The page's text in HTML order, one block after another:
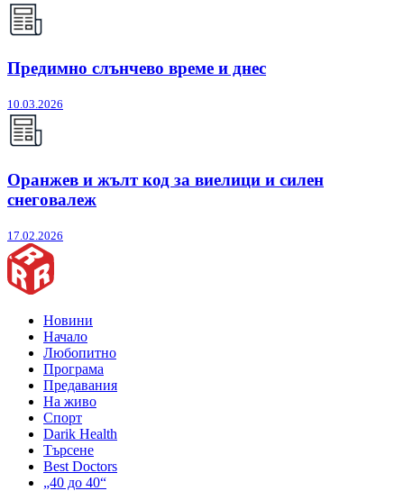
Предимно слънчево време и днес
10.03.2026
Оранжев и жълт код за виелици и силен
снеговалеж
17.02.2026
Новини
Начало
Любопитно
Програма
Предавания
На живо
Спорт
Darik Health
Търсене
Best Doctors
„40 до 40“